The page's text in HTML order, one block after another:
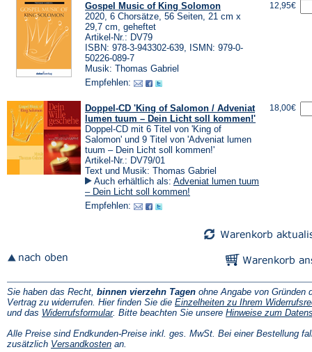
Gospel Music of King Solomon
2020, 6 Chorsätze, 56 Seiten, 21 cm x
29,7 cm, geheftet
Artikel-Nr.: DV79
ISBN: 978-3-943302-639, ISMN: 979-0-
50226-089-7
Musik: Thomas Gabriel
Empfehlen:
12,95€
Doppel-CD 'King of Salomon / Adveniat
lumen tuum – Dein Licht soll kommen!'
Doppel-CD mit 6 Titel von 'King of
Salomon' und 9 Titel von 'Adveniat lumen
tuum – Dein Licht soll kommen!'
Artikel-Nr.: DV79/01
Text und Musik: Thomas Gabriel
Auch erhältlich als: Adveniat lumen tuum
– Dein Licht soll kommen!
Empfehlen:
18,00€
Sie haben das Recht, binnen vierzehn Tagen ohne Angabe von Gründen
Vertrag zu widerrufen. Hier finden Sie die Einzelheiten zu Ihrem
und das Widerrufsformular(Öffnet
einem
neuen
. Bitte beachten Sie unsere Hinweise zum
Alle Preise sind Endkunden-Preise inkl. ges. MwSt. Bei einer Bestellung
zusätzlich Versandkosten(Öffnet
an.